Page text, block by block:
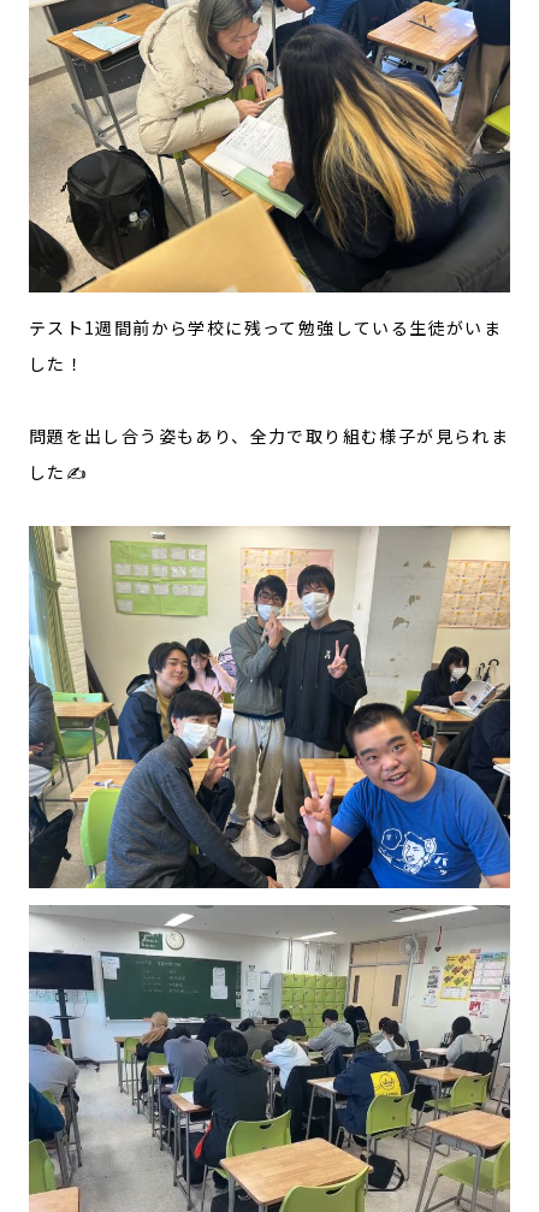
テスト1週間前から学校に残って勉強している生徒がいま
した！
問題を出し合う姿もあり、全力で取り組む様子が見られま
した✍